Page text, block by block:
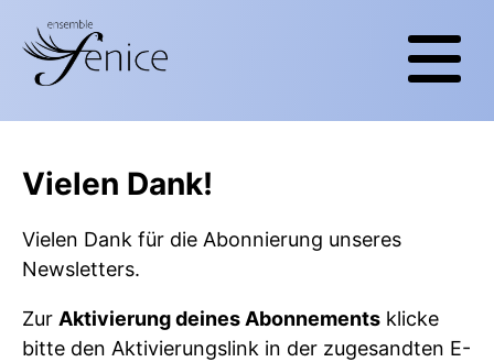
Vielen Dank!
Vielen Dank für die Abonnierung unseres
Newsletters.
Zur Aktivierung deines Abonnements klicke
bitte den Aktivierungslink in der zugesandten E-